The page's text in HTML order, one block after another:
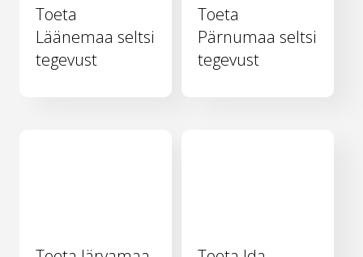
Toeta
Läänemaa seltsi
tegevust
Toeta
Pärnumaa seltsi
tegevust